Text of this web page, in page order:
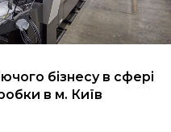
бізнесу в сфері
в м. Київ